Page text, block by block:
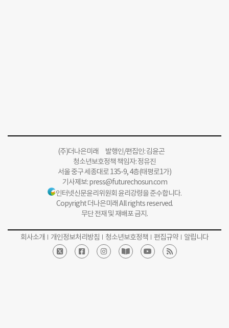
(주)더나은미래 발행인/편집인: 김윤곤
청소년보호정책 책임자: 정유진
서울 중구 세종대로 135-9, 4층(태평로1가)
기사제보:press@futurechosun.com
인터넷신문윤리위원회 윤리강령을 준수합니다.
Copyright 더나은미래 All rights reserved.
무단 전재 및 재배포 금지.
회사소개 개인정보처리방침 청소년보호정책 편집규약 알립니다